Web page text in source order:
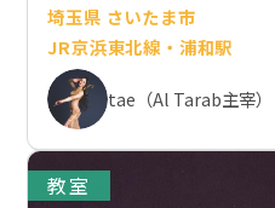
埼玉県 さいたま市
JR京浜東北線・浦和駅
tae（Al Tarab主宰）
教室